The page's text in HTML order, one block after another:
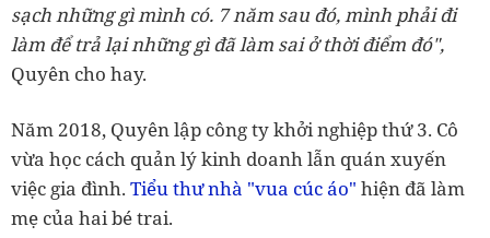
sạch những gì mình có. 7 năm sau đó, mình phải đi
làm để trả lại những gì đã làm sai ở thời điểm đó",
Quyên cho hay.
Năm 2018, Quyên lập công ty khởi nghiệp thứ 3. Cô
vừa học cách quản lý kinh doanh lẫn quán xuyến
việc gia đình. Tiểu thư nhà "vua cúc áo" hiện đã làm
mẹ của hai bé trai.